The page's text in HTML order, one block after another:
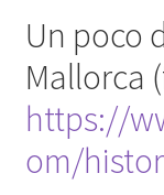
Un poco
Mallorca
https://
om/